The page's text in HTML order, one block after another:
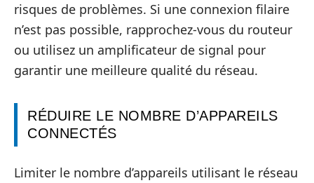
risques de problèmes. Si une connexion filaire
n’est pas possible, rapprochez-vous du routeur
ou utilisez un amplificateur de signal pour
garantir une meilleure qualité du réseau.
RÉDUIRE LE NOMBRE D’APPAREILS
CONNECTÉS
Limiter le nombre d’appareils utilisant le réseau